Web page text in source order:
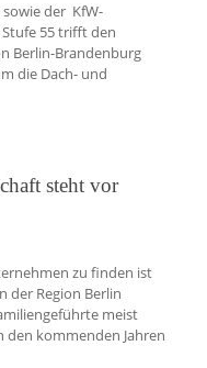
der KfW-
55 trifft den
Berlin-Brandenburg
die Dach- und
steht vor
zu finden ist
der Region Berlin
meist
den kommenden Jahren